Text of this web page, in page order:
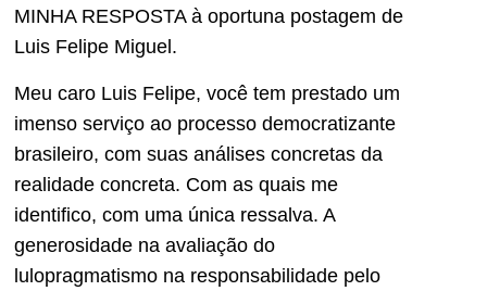
MINHA RESPOSTA à oportuna postagem de
Luis Felipe Miguel.
Meu caro Luis Felipe, você tem prestado um
imenso serviço ao processo democratizante
brasileiro, com suas análises concretas da
realidade concreta. Com as quais me
identifico, com uma única ressalva. A
generosidade na avaliação do
lulopragmatismo na responsabilidade pelo